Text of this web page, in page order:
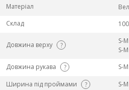
Матеріал
Склад
Довжина верху ?
S-
S-
Довжина рукава
?
S-
Ширина під проймами
? S-